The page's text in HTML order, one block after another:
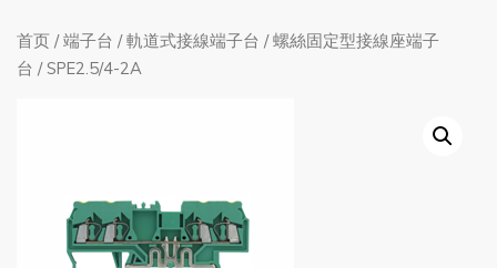
首页 /端子台 /軌道式接線端子台 /螺絲固定型接線座端子
台 / SPE2.5/4-2A